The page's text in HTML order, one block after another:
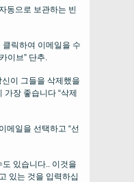
동으로 보관하는 빈
릭하여 이메일을 수
이브” 단추.
신이 그들을 삭제했을
가장 좋습니다 “삭제
메일을 선택하고 “선
있습니다.. 이것을
있는 것을 입력하십